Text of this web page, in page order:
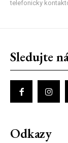
telefonicky
Sledujte
Odkazy